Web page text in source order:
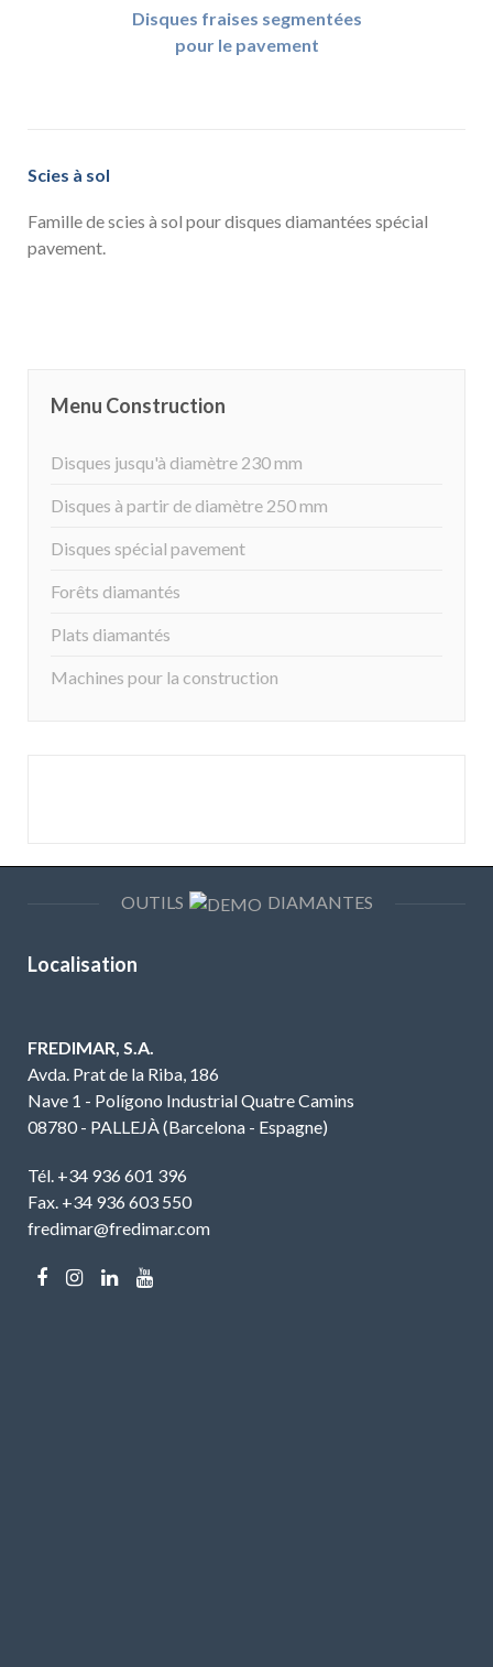
Disques fraises segmentées
pour le pavement
Scies à sol
Famille de scies à sol pour disques diamantées spécial
pavement.
Menu Construction
Disques jusqu'à diamètre 230 mm
Disques à partir de diamètre 250 mm
Disques spécial pavement
Forêts diamantés
Plats diamantés
Machines pour la construction
OUTILS DIAMANTES
Localisation
FREDIMAR, S.A.
Avda. Prat de la Riba, 186
Nave 1 - Polígono Industrial Quatre Camins
08780 - PALLEJÀ (Barcelona - Espagne)
Tél. +34 936 601 396
Fax. +34 936 603 550
fredimar@fredimar.com